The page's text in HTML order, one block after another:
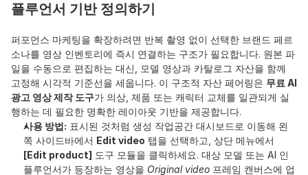
플루언서 기반 정의하기
퍼포먼스 마케팅을 확장하려면 반복 촬영 없이 선택한 브랜드 페르
소나를 영상 인벤토리에 즉시 연결하는 구조가 필요합니다. 원본 파
일을 수동으로 편집하는 대신, 모델 영상과 카탈로그 자산을 함께
고정해 시각적 기준선을 세웁니다. 이 구조적 자산 페어링은 무료 AI
광고 영상 제작 도구가 의상, 제품 또는 캐릭터 교체를 일관되게 실
행하는 데 필요한 명확한 레이아웃 기반을 제공합니다.
사용 방법: 표시된 것처럼 생성 작업공간 대시보드로 이동해 왼
쪽 사이드바에서 Edit video
[Edit product] 도구 모듈을 클릭하세요. 대상 모델 또는 AI 인
플루언서가 등장하는 영상을 Original video 프레임 캔버스에 업